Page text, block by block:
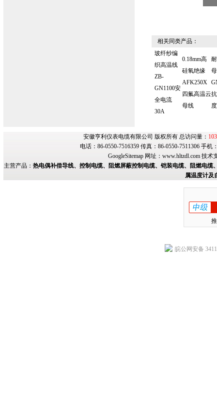
相关同类产品：
玻纤纱编
织高温线
ZB-
GN1100安
全电流
30A
0.18mm高
硅氧绝缘
AFK250X
四氟高温云
母线
安徽亨利仪表电缆有限公司 版权所有 总访问量：
电话：86-0550-7516359 传真：86-0550-7511306 手
GoogleSitemap网址： www.hltzdl.com技术
主营产品： 热电偶补偿导线、控制电缆、阻燃屏蔽控制电缆、铠装电缆、阻燃电
属温度计及
皖公网安备